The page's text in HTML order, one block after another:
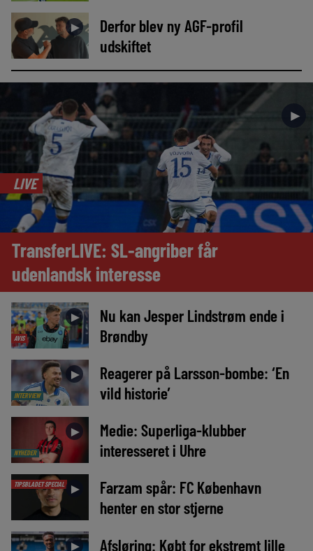
►
Derfor blev ny AGF-profil
udskiftet
►
LIVE
TransferLIVE: SL-angriber får
udenlandsk interesse
AVIS
►
Nu kan Jesper Lindstrøm ende i
Brøndby
INTERVIEW
►
Reagerer på Larsson-bombe: ‘En
vild historie’
NYHEDER
►
Medie: Superliga-klubber
interesseret i Uhre
TIPSBLADET SPECIAL ►
Farzam spår: FC København
henter en stor stjerne
►
Afsløring: Købt for ekstremt lille